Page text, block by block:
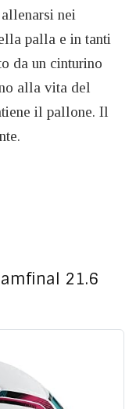
nei
palla e in tanti
da un cinturino
alla vita del
il pallone. Il
21.6